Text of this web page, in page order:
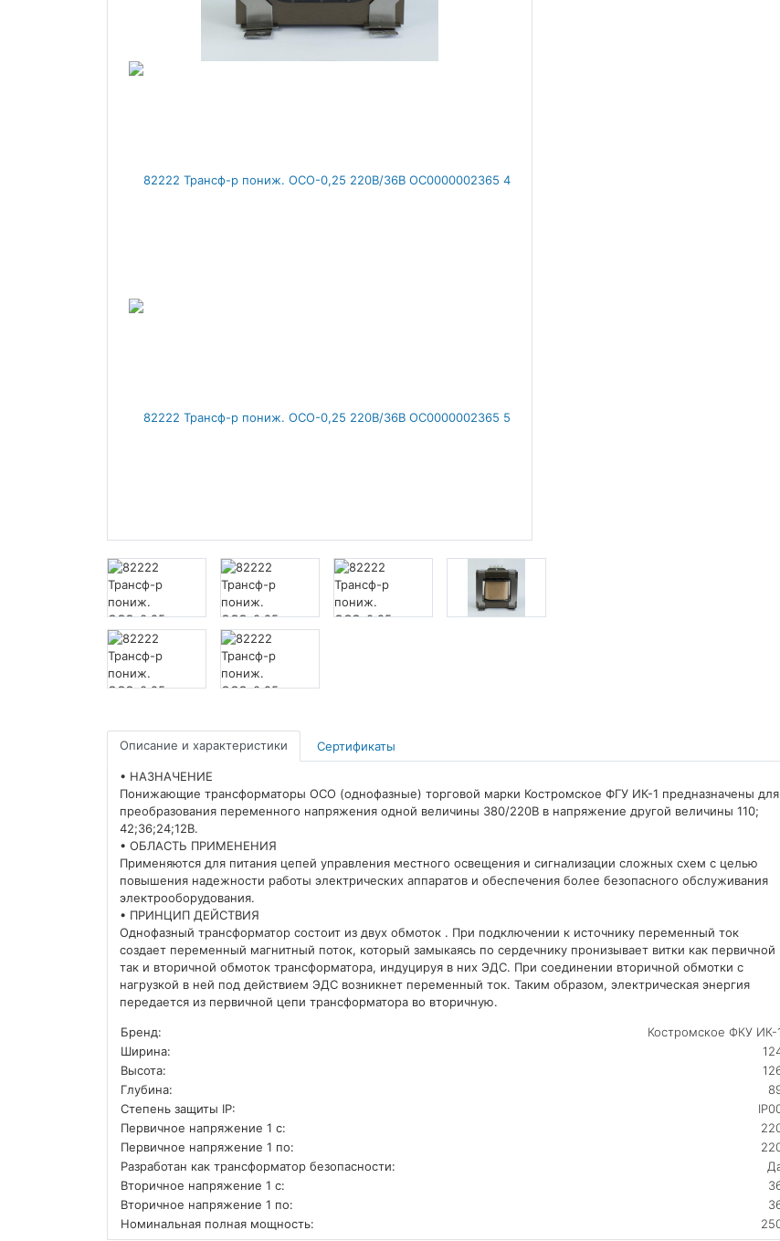
Описание и характеристики Сертификаты
• НАЗНАЧЕНИЕ
Понижающие трансформаторы ОСО (однофазные) торговой марки Костромское ФГУ ИК-1 предназначены для
преобразования переменного напряжения одной величины 380/220В в напряжение другой величины 110;
42;36;24;12В.
• ОБЛАСТЬ ПРИМЕНЕНИЯ
Применяются для питания цепей управления местного освещения и сигнализации сложных схем с целью
повышения надежности работы электрических аппаратов и обеспечения более безопасного обслуживания
электрооборудования.
• ПРИНЦИП ДЕЙСТВИЯ
Однофазный трансформатор состоит из двух обмоток . При подключении к источнику переменный ток
создает переменный магнитный поток, который замыкаясь по сердечнику пронизывает витки как первичной
так и вторичной обмоток трансформатора, индуцируя в них ЭДС. При соединении вторичной обмотки с
нагрузкой в ней под действием ЭДС возникнет переменный ток. Таким образом, электрическая энергия
передается из первичной цепи трансформатора во вторичную.
Бренд:
Костромское ФКУ ИК-1
Ширина:
Высота:
Глубина:
Степень защиты IP:
Первичное напряжение 1 с:
Первичное напряжение 1 по:
Разработан как трансформатор безопасности:
Вторичное напряжение 1 с:
Вторичное напряжение 1 по:
Номинальная полная мощность: